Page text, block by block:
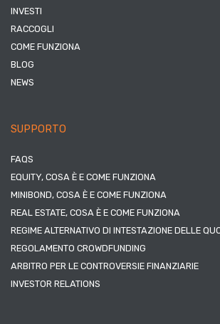
INVESTI
RACCOGLI
COME FUNZIONA
BLOG
NEWS
SUPPORTO
FAQS
EQUITY, COSA È E COME FUNZIONA
MINIBOND, COSA È E COME FUNZIONA
REAL ESTATE, COSA È E COME FUNZIONA
REGIME ALTERNATIVO DI INTESTAZIONE DELLE
REGOLAMENTO CROWDFUNDING
ARBITRO PER LE CONTROVERSIE FINANZIARIE
INVESTOR RELATIONS